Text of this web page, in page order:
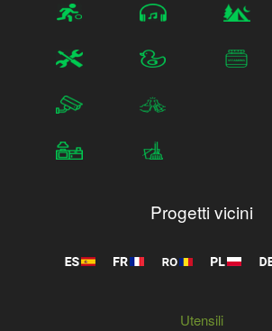
Progetti vicini
Utensili